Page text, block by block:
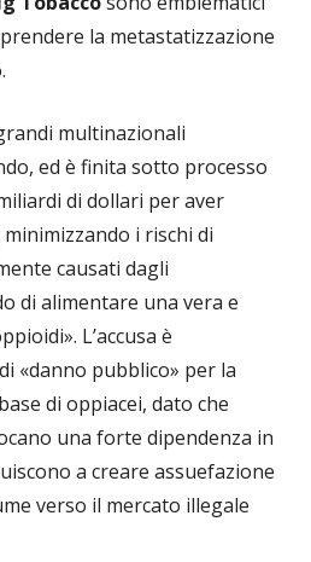
la metastatizzazione
multinazionali
ed è finita sotto processo
di dollari per aver
i rischi di
causati dagli
di alimentare una vera e
L’accusa è
«danno pubblico» per la
di oppiacei, dato che
una forte dipendenza in
a creare assuefazione
verso il mercato illegale